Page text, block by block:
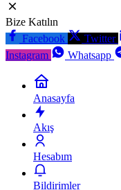
Bize Katılın
Facebook
Twitter
Instagram
Whatsapp
Anasayfa
Akış
Hesabım
Bildirimler